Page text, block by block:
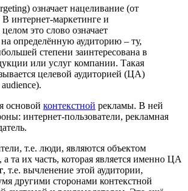
означает нацеливание (от
В интернет-маркетинге и
это слово означает
определённую аудиторию – ту,
степени заинтересована в
или услуг компании. Такая
целевой аудиторией (ЦА)
основой контекстной рекламы. В ней
интернет-пользователи, рекламная
т.е. люди, являются объектом
та их часть, которая является именно ЦА
, т.е. вычленение этой аудитории,
другими сторонами контекстной